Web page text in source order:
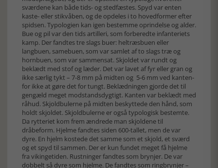
sværdene kan både tids- og stedfæstes. Spyd var enten
kaste- eller stikvåben, og de opdeles i to hovedformer efter
spidsen. Typologien kan igen bestemme oprindelse og alder.
Bue og pil var den tids artilleri, som forberedte infanteriets
kamp. Der fandtes tre slags buer: heltræsbuen eller
langbuen, samebuen, som var samlet af to slags træ og
hornbuen, som var sammensat. Skjoldet var rundt og
beklædt med stof og læder. Det var lavet af fyr eller gran og
ikke særlig tykt – 7-8 mm på midten og 5-6 mm ved kanten-
for ikke at gøre det for tungt. Beklædningen gjorde det til
gengæld meget modstandsdygtigt. Kanten var beklædt med
råhud. Skjoldbulerne på midten beskyttede den hånd, som
holdt skjoldet. Skjoldbulerne er også typologisk bestemte.
Da rytteriet kom frem ændrede man skjoldene til
dråbeform. Hjelme fandtes siden 600-tallet, men de var
dyre. En hjelm kostede det samme som et skjold, et sværd
og et spyd til sammen. Der er kun fundet meget få hjelme
fra vikingetiden. Rustninger fandtes som brynjer. De var
dobbelt så dyre som hjelme. De fandtes som ringbrynjer –